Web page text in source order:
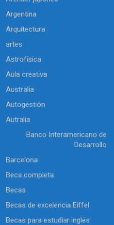
Argentina
Arquitectura
artes
Astrofísica
Aula creativa
Australia
Autogestión
Autralia
Banco Interamericano de
Desarrollo
Barcelona
Beca completa
Becas
Becas de excelencia Eiffel
Becas para estudiar inglés